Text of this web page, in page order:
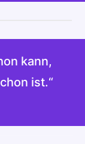
kann,
ist.“